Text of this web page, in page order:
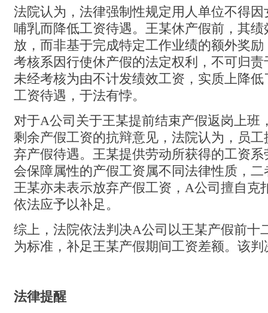
法院认为，法律强制性规定用人单位不得
哺乳而降低工资待遇。王某休产假前，其
放，而非基于完成特定工作业绩的额外奖
考核系因行使休产假的法定权利，不可归
未经考核为由不计发绩效工资，实质上降
工资待遇，于法有悖。
对于A公司关于王某提前结束产假返岗上班
剩余产假工资的抗辩意见，法院认为，员
弃产假待遇。王某提供劳动所获得的工资
会保障属性的产假工资属不同法律性质，
王某亦未表示放弃产假工资，A公司擅自克
依法应予以补足。
综上，法院依法判决A公司以王某产假前十
为标准，补足王某产假期间工资差额。该判
法律提醒